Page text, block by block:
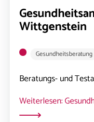
Wittgenstein
Gesundheitsberatung
Beratungs- und
Weiterlesen: